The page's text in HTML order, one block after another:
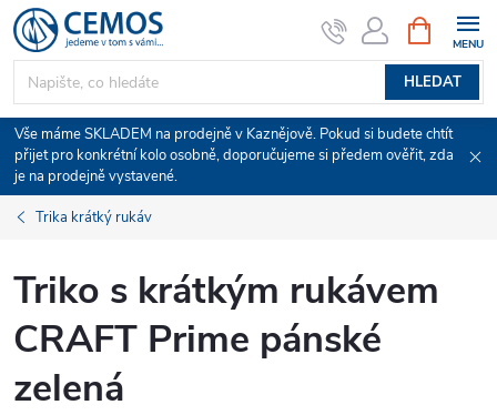
Přejít
na
obsah
HLEDAT
NÁKUPNÍ
KOŠÍK
Vše máme SKLADEM na prodejně v Kaznějově. Pokud si budete chtít
přijet pro konkrétní kolo osobně, doporučujeme si předem ověřit, zda
je na prodejně vystavené.
Trika krátký rukáv
Triko s krátkým rukávem
CRAFT Prime pánské
zelená